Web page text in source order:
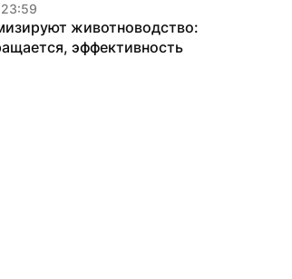
животноводство:
эффективность